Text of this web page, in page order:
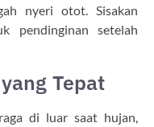
nyeri otot. Sisakan
pendinginan setelah
Tepat
di luar saat hujan,